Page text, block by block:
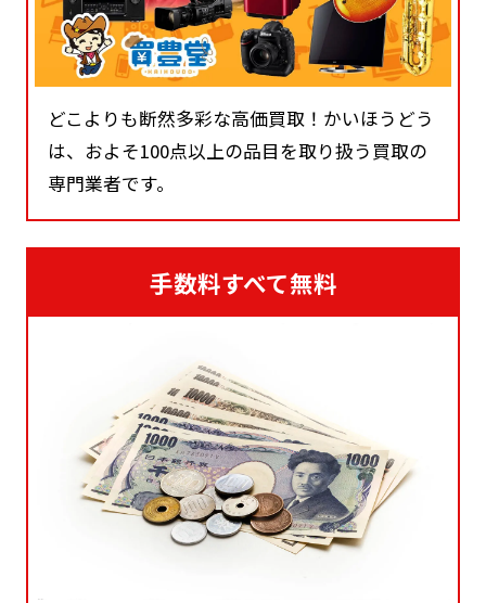
どこよりも断然多彩な高価買取！かいほうどう
は、およそ100点以上の品目を取り扱う買取の
専門業者です。
手数料すべて無料